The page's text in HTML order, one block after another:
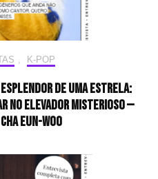
K-POP
de uma estrela:
no elevador misterioso —
EUN-WOO